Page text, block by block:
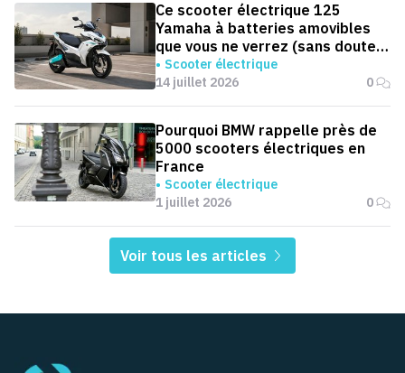
Ce scooter électrique 125
Yamaha à batteries amovibles
que vous ne verrez (sans doute)
jamais en Europe
Scooter électrique
14 juillet 2026
0
Pourquoi BMW rappelle près de
5000 scooters électriques en
France
Scooter électrique
1 juillet 2026
0
Voir tous les articles